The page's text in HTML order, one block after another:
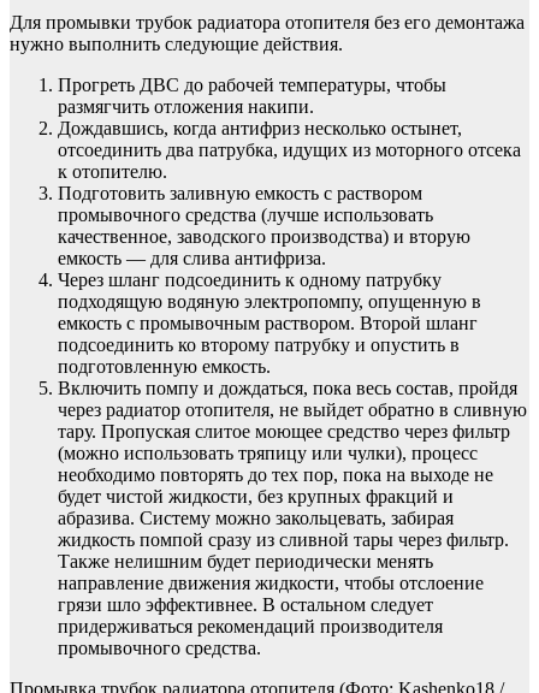
Для промывки трубок радиатора отопителя без его демонтажа
нужно выполнить следующие действия.
Прогреть ДВС до рабочей температуры, чтобы
размягчить отложения накипи.
Дождавшись, когда антифриз несколько остынет,
отсоединить два патрубка, идущих из моторного отсека
к отопителю.
Подготовить заливную емкость с раствором
промывочного средства (лучше использовать
качественное, заводского производства) и вторую
емкость — для слива антифриза.
Через шланг подсоединить к одному патрубку
подходящую водяную электропомпу, опущенную в
емкость с промывочным раствором. Второй шланг
подсоединить ко второму патрубку и опустить в
подготовленную емкость.
Включить помпу и дождаться, пока весь состав, пройдя
через радиатор отопителя, не выйдет обратно в сливную
тару. Пропуская слитое моющее средство через фильтр
(можно использовать тряпицу или чулки), процесс
необходимо повторять до тех пор, пока на выходе не
будет чистой жидкости, без крупных фракций и
абразива. Систему можно закольцевать, забирая
жидкость помпой сразу из сливной тары через фильтр.
Также нелишним будет периодически менять
направление движения жидкости, чтобы отслоение
грязи шло эффективнее. В остальном следует
придерживаться рекомендаций производителя
промывочного средства.